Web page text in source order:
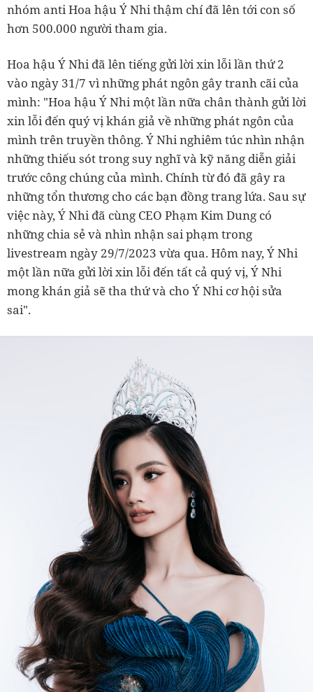
nhóm anti Hoa hậu Ý Nhi thậm chí đã lên tới con số
hơn 500.000 người tham gia.
Hoa hậu Ý Nhi đã lên tiếng gửi lời xin lỗi lần thứ 2
vào ngày 31/7 vì những phát ngôn gây tranh cãi của
mình: "Hoa hậu Ý Nhi một lần nữa chân thành gửi lời
xin lỗi đến quý vị khán giả về những phát ngôn của
mình trên truyền thông. Ý Nhi nghiêm túc nhìn nhận
những thiếu sót trong suy nghĩ và kỹ năng diễn giải
trước công chúng của mình. Chính từ đó đã gây ra
những tổn thương cho các bạn đồng trang lứa. Sau sự
việc này, Ý Nhi đã cùng CEO Phạm Kim Dung có
những chia sẻ và nhìn nhận sai phạm trong
livestream ngày 29/7/2023 vừa qua. Hôm nay, Ý Nhi
một lần nữa gửi lời xin lỗi đến tất cả quý vị, Ý Nhi
mong khán giả sẽ tha thứ và cho Ý Nhi cơ hội sửa
sai".